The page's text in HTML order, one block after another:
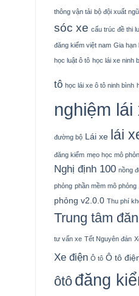
thông vận tải bộ đội xuất
sóc xe cấu trúc đề thi
đăng kiểm việt nam Gia hạn
học luật ô tô học lái xe ninh
tô học lái xe ô tô ninh bình
nghiệm lái
đường bộ Lái xe lái
đăng kiểm mẹo học mô
Nghị định 100 nồng
phỏng phần mềm mô phỏng
phỏng v2.0.0 Thu phí
Trung tâm
tư vấn xe Tết Nguyên đán
Xe điện Ô tô Ô tô
ôtô đăng